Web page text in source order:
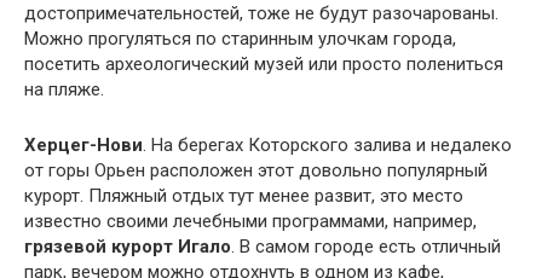
достопримечательностей, тоже не будут разочарованы.
Можно прогуляться по старинным улочкам города,
посетить археологический музей или просто полениться
на пляже.
Херцег-Нови. На берегах Которского залива и недалеко
от горы Орьен расположен этот довольно популярный
курорт. Пляжный отдых тут менее развит, это место
известно своими лечебными программами, например,
грязевой курорт Игало. В самом городе есть отличный
парк, вечером можно отдохнуть в одном из кафе,